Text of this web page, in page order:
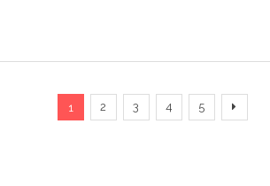
Pagina
U lees momenteel pagina
1
Pagina
2
Pagina
3
Pagina
4
Pagina
5
Pagina